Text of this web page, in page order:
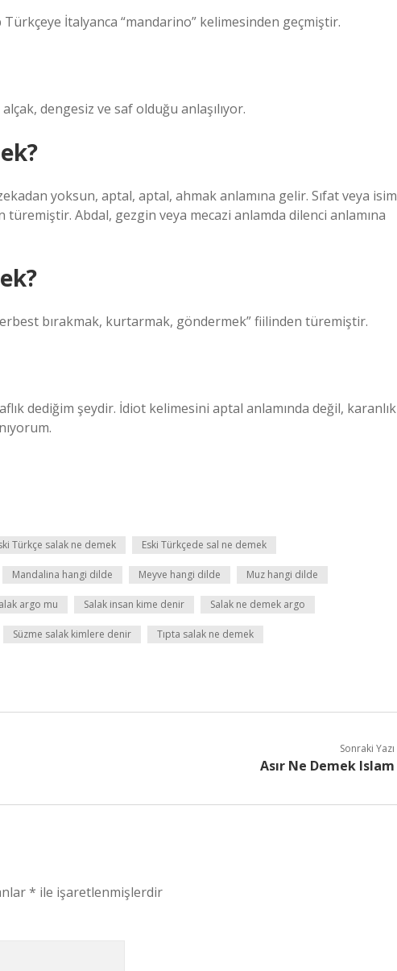
İtalyanca “mandarino” kelimesinden geçmiştir.
dengesiz ve saf olduğu anlaşılıyor.
yoksun, aptal, aptal, ahmak anlamına gelir. Sıfat veya isim
Abdal, gezgin veya mecazi anlamda dilenci anlamına
bırakmak, kurtarmak, göndermek” fiilinden türemiştir.
dediğim şeydir. İdiot kelimesini aptal anlamında değil, karanlık
Türkçe salak ne demek Eski Türkçede sal ne demek
Mandalina hangi dilde Meyve hangi dilde Muz hangi dilde
argo mu Salak insan kime denir Salak ne demek argo
Süzme salak kimlere denir Tıpta salak ne demek
Sonraki Yazı
Asır Ne Demek Islam
* ile işaretlenmişlerdir